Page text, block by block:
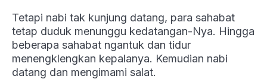
Tetapi nabi tak kunjung datang, para sahabat
tetap duduk menunggu kedatangan-Nya. Hingga
beberapa sahabat ngantuk dan tidur
menengklengkan kepalanya. Kemudian nabi
datang dan mengimami salat.